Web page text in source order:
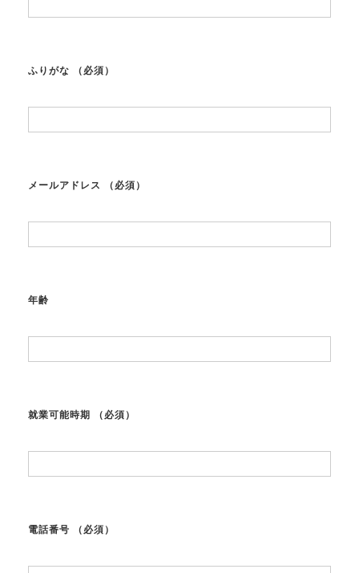
ふりがな （必須）
メールアドレス （必須）
年齢
就業可能時期 （必須）
電話番号 （必須）